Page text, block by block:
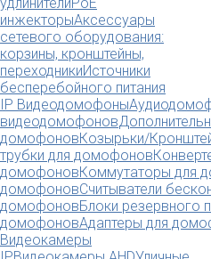
инжекторыАксессуары
сетевого оборудования:
корзины, кронштейны,
переходникиИсточники
бесперебойного питания
IP Видеодомофоны
видеодомофонов
домофоновКозырьки/
трубки для домофонов
домофоновКоммутаторы для
домофоновСчитыватели
домофоновБлоки резервного
домофоновАдаптеры для
Видеокамеры